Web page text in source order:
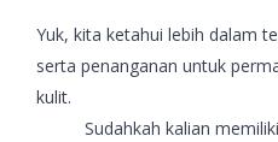
Yuk, kita ketahui lebih dalam
serta penanganan untuk
kulit.
Sudahkah kalian